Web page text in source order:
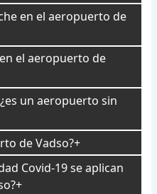
en el aeropuerto de
el aeropuerto de
un aeropuerto sin
de Vadso?
Covid-19 se aplican